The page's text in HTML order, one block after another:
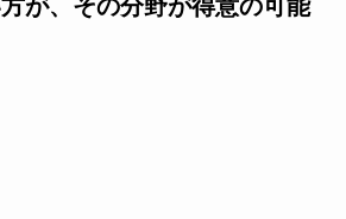
が、その分野が得意の可能